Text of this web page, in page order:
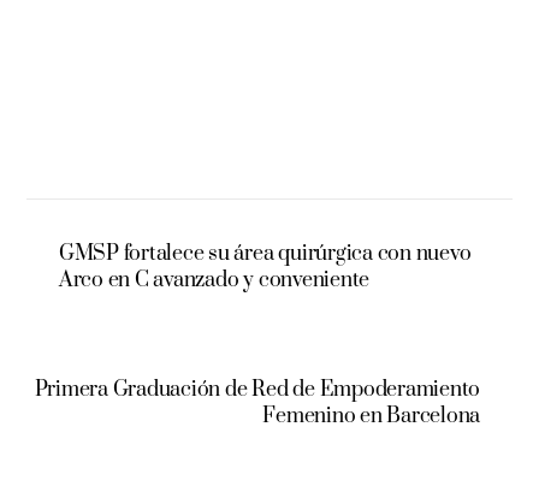
GMSP fortalece su área quirúrgica con nuevo
Arco en C avanzado y conveniente
Primera Graduación de Red de Empoderamiento
Femenino en Barcelona